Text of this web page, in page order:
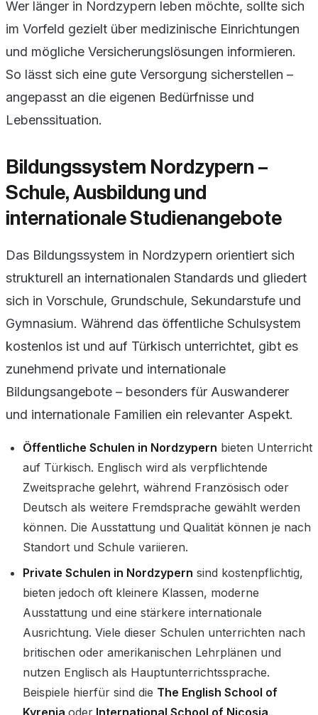
Wer länger in Nordzypern leben möchte, sollte sich
im Vorfeld gezielt über medizinische Einrichtungen
und mögliche Versicherungslösungen informieren.
So lässt sich eine gute Versorgung sicherstellen –
angepasst an die eigenen Bedürfnisse und
Lebenssituation.
Bildungssystem Nordzypern –
Schule, Ausbildung und
internationale Studienangebote
Das Bildungssystem in Nordzypern orientiert sich
strukturell an internationalen Standards und gliedert
sich in Vorschule, Grundschule, Sekundarstufe und
Gymnasium. Während das öffentliche Schulsystem
kostenlos ist und auf Türkisch unterrichtet, gibt es
zunehmend private und internationale
Bildungsangebote – besonders für Auswanderer
und internationale Familien ein relevanter Aspekt.
Öffentliche Schulen in Nordzypern bieten Unterricht
auf Türkisch. Englisch wird als verpflichtende
Zweitsprache gelehrt, während Französisch oder
Deutsch als weitere Fremdsprache gewählt werden
können. Die Ausstattung und Qualität können je nach
Standort und Schule variieren.
Private Schulen in Nordzypern sind kostenpflichtig,
bieten jedoch oft kleinere Klassen, moderne
Ausstattung und eine stärkere internationale
Ausrichtung. Viele dieser Schulen unterrichten nach
britischen oder amerikanischen Lehrplänen und
nutzen Englisch als Hauptunterrichtssprache.
Beispiele hierfür sind die The English School of
Kyrenia oder International School of Nicosia.